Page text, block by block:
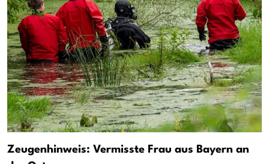
Zeugenhinweis: Vermisste Frau aus Bayern an